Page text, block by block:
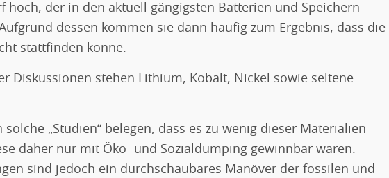
hoch, der in den aktuell gängigsten Batterien und Speichern
dessen kommen sie dann häufig zum Ergebnis, dass die
stattfinden könne.
Diskussionen stehen Lithium, Kobalt, Nickel sowie seltene
solche „Studien“ belegen, dass es zu wenig dieser Materialien
daher nur mit Öko- und Sozialdumping gewinnbar wären.
sind jedoch ein durchschaubares Manöver der fossilen und